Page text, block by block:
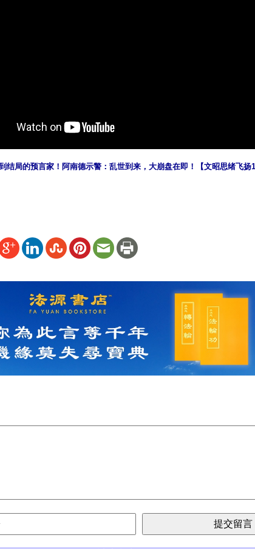
结局的预言家！阿南德示警：乱世到来，大崩盘在即！【文昭思绪飞扬